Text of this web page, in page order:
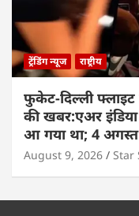
ट्रेंडिंग न्यूज राष्ट्रीय
फुकेट-दिल्ली फ्लाइट
की खबर:एअर
आ गया था; 4 अगस्त
August 9, 2026 Star